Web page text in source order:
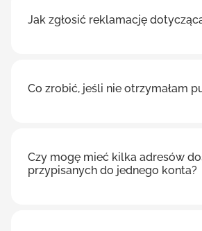
Jak zgłosić reklamację
Co zrobić, jeśli nie otrzymałam
Czy mogę mieć kilka adresów
przypisanych do jednego konta?